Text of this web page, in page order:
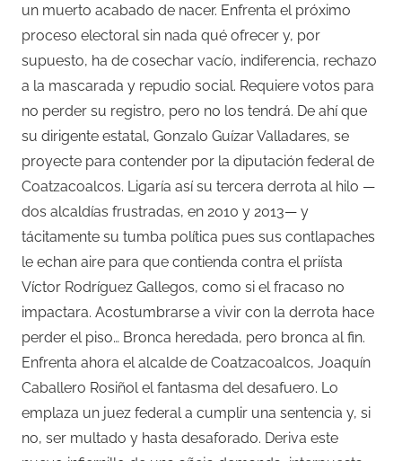
un muerto acabado de nacer. Enfrenta el próximo
proceso electoral sin nada qué ofrecer y, por
supuesto, ha de cosechar vacío, indiferencia, rechazo
a la mascarada y repudio social. Requiere votos para
no perder su registro, pero no los tendrá. De ahí que
su dirigente estatal, Gonzalo Guízar Valladares, se
proyecte para contender por la diputación federal de
Coatzacoalcos. Ligaría así su tercera derrota al hilo —
dos alcaldías frustradas, en 2010 y 2013— y
tácitamente su tumba política pues sus contlapaches
le echan aire para que contienda contra el priísta
Víctor Rodríguez Gallegos, como si el fracaso no
impactara. Acostumbrarse a vivir con la derrota hace
perder el piso… Bronca heredada, pero bronca al fin.
Enfrenta ahora el alcalde de Coatzacoalcos, Joaquín
Caballero Rosiñol el fantasma del desafuero. Lo
emplaza un juez federal a cumplir una sentencia y, si
no, ser multado y hasta desaforado. Deriva este